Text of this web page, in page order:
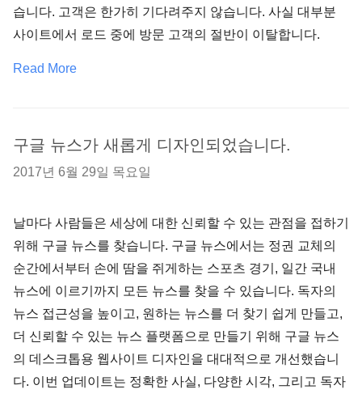
습니다. 고객은 한가히 기다려주지 않습니다. 사실 대부분
사이트에서 로드 중에 방문 고객의 절반이 이탈합니다.
Read More
구글 뉴스가 새롭게 디자인되었습니다.
2017년 6월 29일 목요일
날마다 사람들은 세상에 대한 신뢰할 수 있는 관점을 접하기
위해 구글 뉴스를 찾습니다. 구글 뉴스에서는 정권 교체의
순간에서부터 손에 땀을 쥐게하는 스포츠 경기, 일간 국내
뉴스에 이르기까지 모든 뉴스를 찾을 수 있습니다. 독자의
뉴스 접근성을 높이고, 원하는 뉴스를 더 찾기 쉽게 만들고,
더 신뢰할 수 있는 뉴스 플랫폼으로 만들기 위해 구글 뉴스
의 데스크톱용 웹사이트 디자인을 대대적으로 개선했습니
다. 이번 업데이트는 정확한 사실, 다양한 시각, 그리고 독자